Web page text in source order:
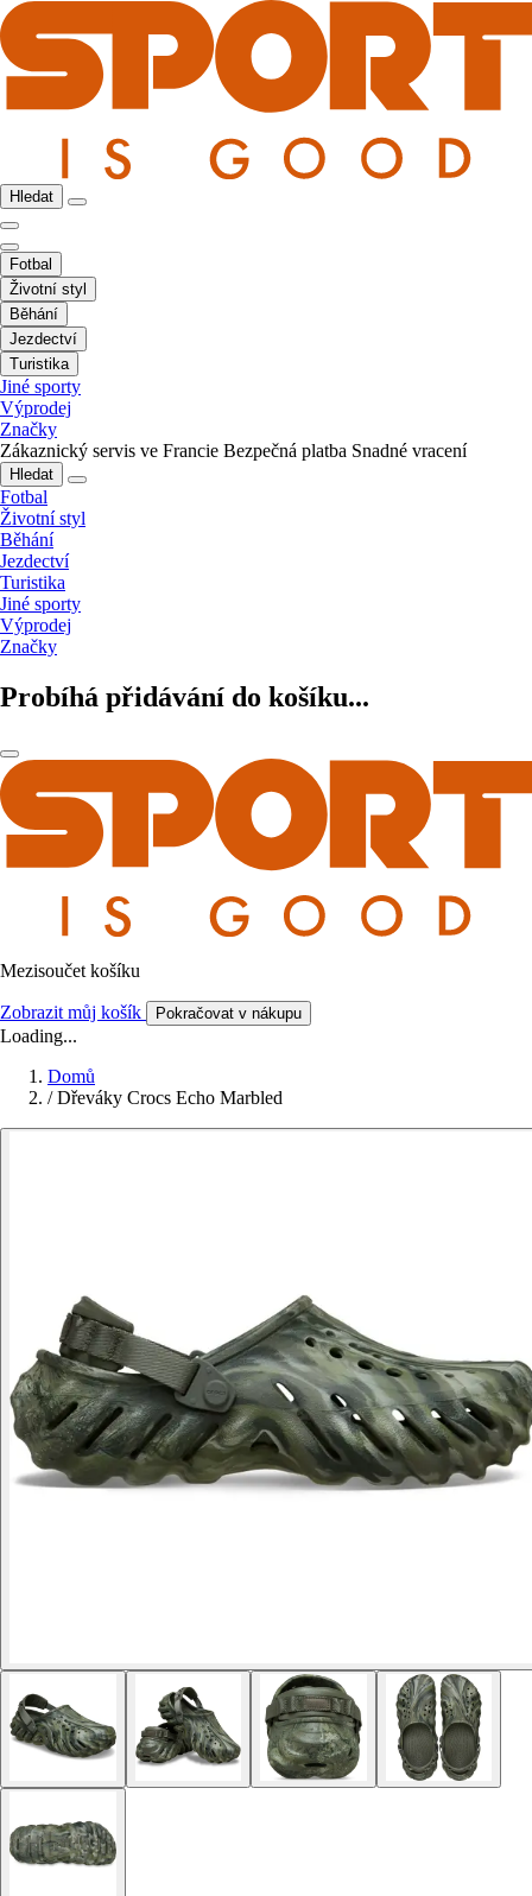
Hledat
Fotbal
Životní styl
Běhání
Jezdectví
Turistika
Jiné sporty
Výprodej
Značky
Zákaznický servis ve Francie Bezpečná platba Snadné vracení
Hledat
Fotbal
Životní styl
Běhání
Jezdectví
Turistika
Jiné sporty
Výprodej
Značky
Probíhá přidávání do košíku...
Mezisoučet košíku
Zobrazit můj košík Pokračovat v nákupu
Loading...
Domů
/ Dřeváky Crocs Echo Marbled